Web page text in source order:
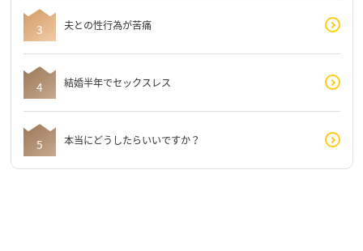
夫との性行為が苦痛
結婚半年でセックスレス
本当にどうしたらいいですか？